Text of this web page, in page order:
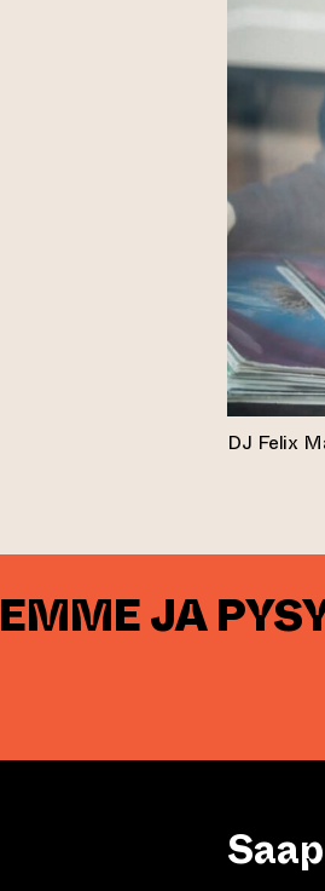
DJ Felix
JA